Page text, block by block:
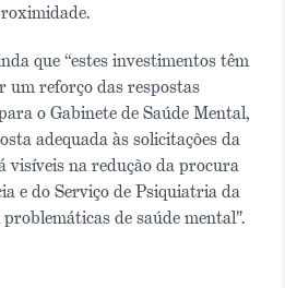
que “estes investimentos têm
um reforço das respostas
o Gabinete de Saúde Mental,
adequada às solicitações da
visíveis na redução da procura
e do Serviço de Psiquiatria da
de saúde mental".